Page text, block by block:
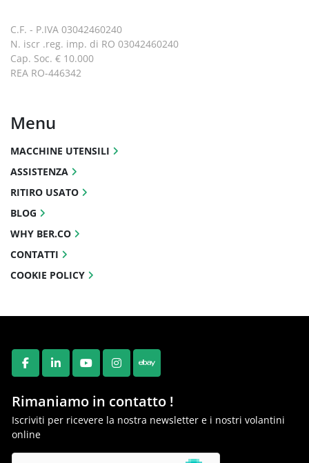
FACEBOOK
LINKEDINYOUTUBEINSTAGRAM
EBAY
Rimaniamo in contatto !
Iscriviti per ricevere la nostra newsletter e i nostri volantini
online
C.F. - P.IVA 03042460240
N. iscr .reg. imp. di RO 03042460240
Cap. Soc. € 10.000
REA RO-446342
Menu
MACCHINE UTENSILI
ASSISTENZA
RITIRO USATO
BLOG
WHY BER.CO
CONTATTI
COOKIE POLICY